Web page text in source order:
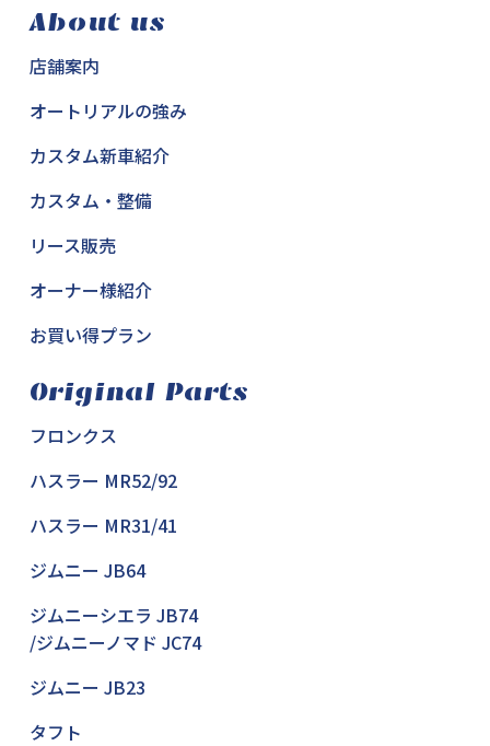
About us
店舗案内
オートリアルの強み
カスタム新車紹介
カスタム・整備
リース販売
オーナー様紹介
お買い得プラン
Original Parts
フロンクス
ハスラー MR52/92
ハスラー MR31/41
ジムニー JB64
ジムニーシエラ JB74
/ジムニーノマド JC74
ジムニー JB23
タフト